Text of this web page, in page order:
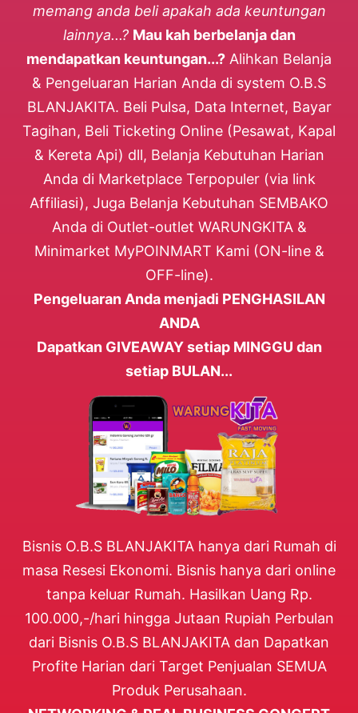
memang anda beli apakah ada keuntungan
lainnya...? Mau kah berbelanja dan
mendapatkan keuntungan...? Alihkan Belanja
& Pengeluaran Harian Anda di system O.B.S
BLANJAKITA. Beli Pulsa, Data Internet, Bayar
Tagihan, Beli Ticketing Online (Pesawat, Kapal
& Kereta Api) dll, Belanja Kebutuhan Harian
Anda di Marketplace Terpopuler (via link
Affiliasi), Juga Belanja Kebutuhan SEMBAKO
Anda di Outlet-outlet WARUNGKITA &
Minimarket MyPOINMART Kami (ON-line &
OFF-line).
Pengeluaran Anda menjadi PENGHASILAN
ANDA
Dapatkan GIVEAWAY setiap MINGGU dan
setiap BULAN...
Bisnis O.B.S BLANJAKITA hanya dari Rumah di
masa Resesi Ekonomi. Bisnis hanya dari online
tanpa keluar Rumah. Hasilkan Uang Rp.
100.000,-/hari hingga Jutaan Rupiah Perbulan
dari Bisnis O.B.S BLANJAKITA dan Dapatkan
Profite Harian dari Target Penjualan SEMUA
Produk Perusahaan.